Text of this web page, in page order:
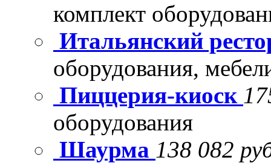
комплект
Итальянский
оборудования,
Пиццерия-киоск
оборудования
Шаурма 138 082